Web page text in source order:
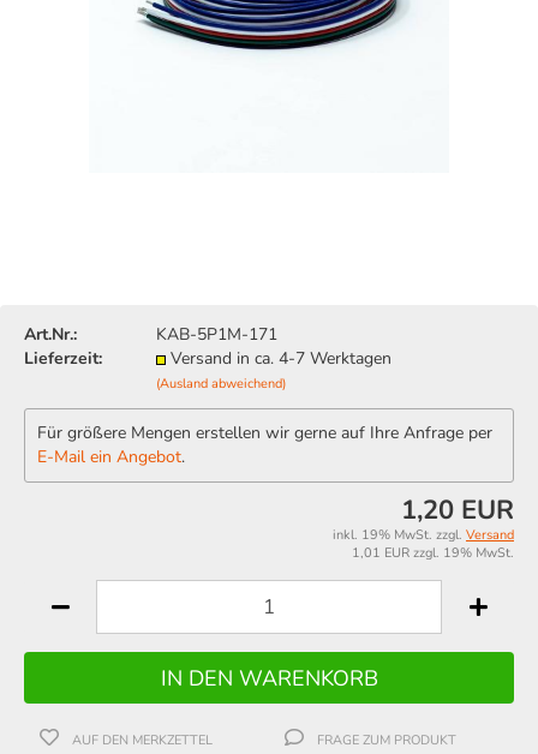
Art.Nr.:
KAB-5P1M-171
Lieferzeit:
Versand in ca. 4-7 Werktagen
(Ausland abweichend)
Für größere Mengen erstellen wir gerne auf Ihre Anfrage per
E-Mail ein Angebot.
1,20 EUR
inkl. 19% MwSt. zzgl. Versand
1,01 EUR zzgl. 19% MwSt.
AUF DEN MERKZETTEL FRAGE ZUM PRODUKT